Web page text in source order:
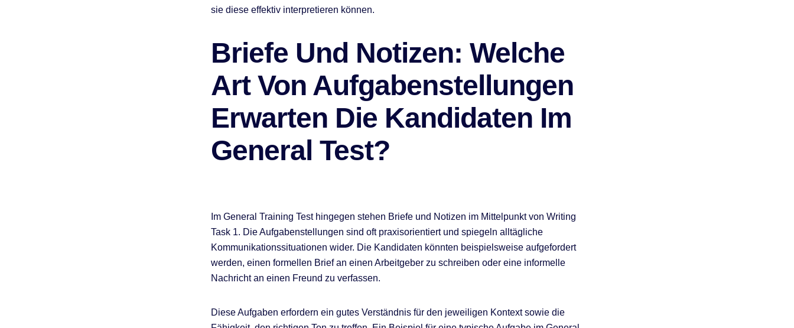
sie diese effektiv interpretieren können.
Briefe Und Notizen: Welche
Art Von Aufgabenstellungen
Erwarten Die Kandidaten Im
General Test?
Im General Training Test hingegen stehen Briefe und Notizen im Mittelpunkt von Writing
Task 1. Die Aufgabenstellungen sind oft praxisorientiert und spiegeln alltägliche
Kommunikationssituationen wider. Die Kandidaten könnten beispielsweise aufgefordert
werden, einen formellen Brief an einen Arbeitgeber zu schreiben oder eine informelle
Nachricht an einen Freund zu verfassen.
Diese Aufgaben erfordern ein gutes Verständnis für den jeweiligen Kontext sowie die